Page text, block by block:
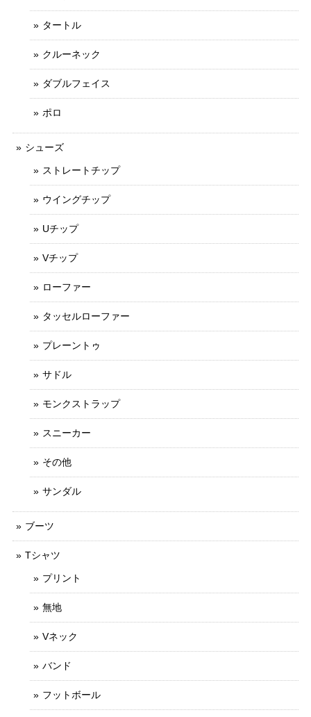
タートル
クルーネック
ダブルフェイス
ポロ
シューズ
ストレートチップ
ウイングチップ
Uチップ
Vチップ
ローファー
タッセルローファー
プレーントゥ
サドル
モンクストラップ
スニーカー
その他
サンダル
ブーツ
Tシャツ
プリント
無地
Vネック
バンド
フットボール